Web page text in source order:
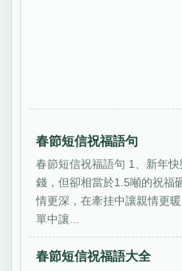
春節短信祝福語句
春節短信祝福語句 1、新年
錢，但卻相當於1.5噸的祝福
情更深，在牽挂中讓親情更
單中讓...
春節短信祝福語大全